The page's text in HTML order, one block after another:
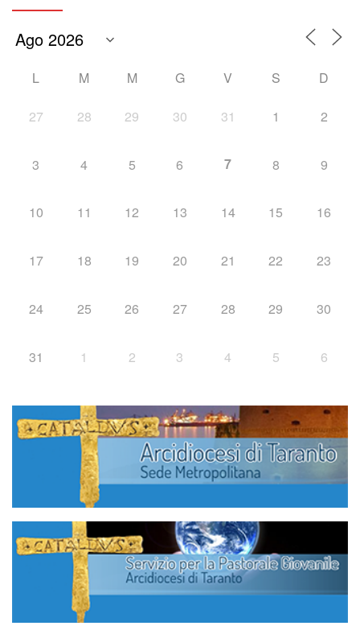
L M M G V S D
27 28 29 30 31 1 2
3 4 5 6 7 8 9
10 11 12 13 14 15 16
17 18 19 20 21 22 23
24 25 26 27 28 29 30
31 1 2 3 4 5 6